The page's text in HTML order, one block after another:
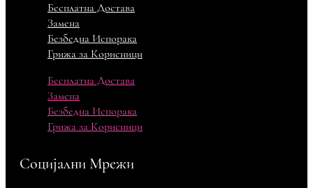
Бесплатна Достава
Замена
Безбедна Испорака
Грижа за Корисници
Бесплатна Достава
Замена
Безбедна Испорака
Грижа за Корисници
Социјални Мрежи